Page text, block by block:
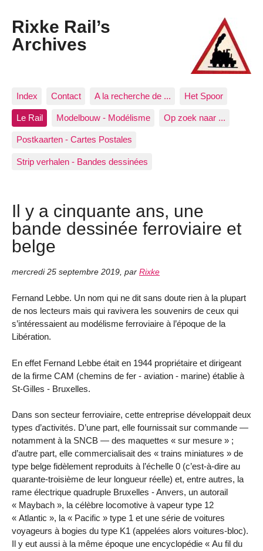
Rixke Rail’s
Archives
Index Contact A la recherche de ... Het Spoor
Le Rail Modelbouw - Modélisme Op zoek naar ...
Postkaarten - Cartes Postales
Strip verhalen - Bandes dessinées
Il y a cinquante ans, une
bande dessinée ferroviaire et
belge
mercredi 25 septembre 2019, par Rixke
Fernand Lebbe. Un nom qui ne dit sans doute rien à la plupart
de nos lecteurs mais qui ravivera les souvenirs de ceux qui
s’intéressaient au modélisme ferroviaire à l’époque de la
Libération.
En effet Fernand Lebbe était en 1944 propriétaire et dirigeant
de la firme CAM (chemins de fer - aviation - marine) établie à
St-Gilles - Bruxelles.
Dans son secteur ferroviaire, cette entreprise développait deux
types d’activités. D’une part, elle fournissait sur commande —
notamment à la SNCB — des maquettes « sur mesure » ;
d’autre part, elle commercialisait des « trains miniatures » de
type belge fidèlement reproduits à l’échelle 0 (c’est-à-dire au
quarante-troisième de leur longueur réelle) et, entre autres, la
rame électrique quadruple Bruxelles - Anvers, un autorail
« Maybach », la célèbre locomotive à vapeur type 12
« Atlantic », la « Pacific » type 1 et une série de voitures
voyageurs à bogies du type K1 (appelées alors voitures-bloc).
Il y eut aussi à la même époque une encyclopédie « Au fil du